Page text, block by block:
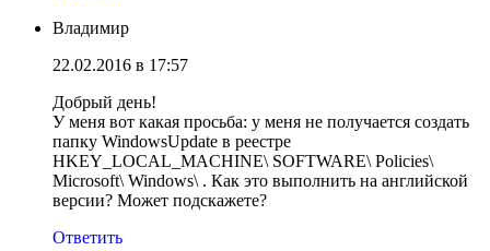
Владимир
22.02.2016 в 17:57
Добрый день!
У меня вот какая просьба: у меня не получается создать
папку WindowsUpdate в реестре
HKEY_LOCAL_MACHINE\ SOFTWARE\ Policies\
Microsoft\ Windows\ . Как это выполнить на английской
версии? Может подскажете?
Ответить